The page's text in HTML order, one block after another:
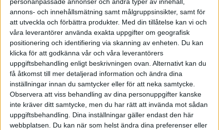
annons- och innehållsmätning samt målgruppsinsikter, samt för
att utveckla och förbättra produkter. Med din tillåtelse kan vi och
våra leverantörer använda exakta uppgifter om geografisk
positionering och identifiering via skanning av enheten. Du kan
klicka för att godkänna vår och våra leverantörers
uppgiftsbehandling enligt beskrivningen ovan. Alternativt kan du
få åtkomst till mer detaljerad information och ändra dina
inställningar innan du samtycker eller för att neka samtycke.
Observera att viss behandling av dina personuppgifter kanske
inte kräver ditt samtycke, men du har rätt att invända mot sådan
uppgiftsbehandling. Dina inställningar gäller endast den här
webbplatsen. Du kan när som helst ändra dina preferenser eller
kompetens för att få snurr på det "nya området"
så jag känner att jag kan ställa krav, samtidigt vill
jag inte vara för girig.
2. Vad är en rimlig fast lön för ovanstående jobb
på den här storleken företag? Givetvis inser jag
att detta påverkas av saker som:
- aktiandelen jag erbjuds
- Tjänstebil eller ej
- Bonus eller provision på resultatet, dels på vad